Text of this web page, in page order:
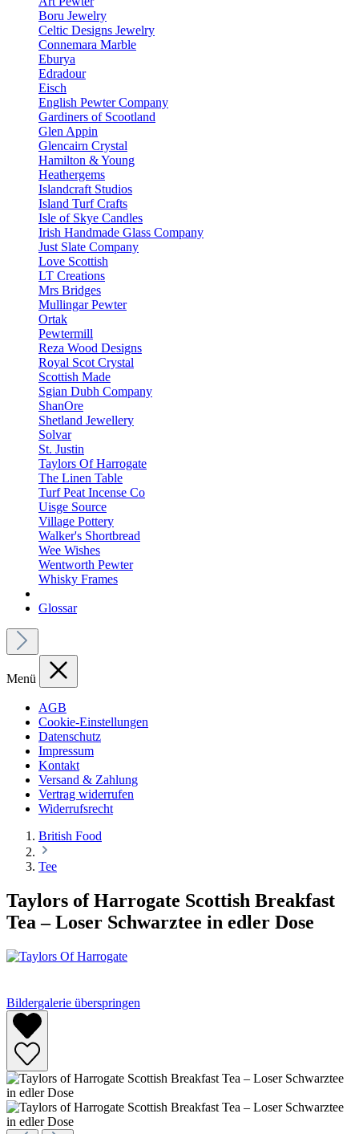
Boru Jewelry
Celtic Designs Jewelry
Connemara Marble
Eburya
Edradour
Eisch
English Pewter Company
Gardiners of Scootland
Glen Appin
Glencairn Crystal
Hamilton & Young
Heathergems
Islandcraft Studios
Island Turf Crafts
Isle of Skye Candles
Irish Handmade Glass Company
Just Slate Company
Love Scottish
LT Creations
Mrs Bridges
Mullingar Pewter
Ortak
Pewtermill
Reza Wood Designs
Royal Scot Crystal
Scottish Made
Sgian Dubh Company
ShanOre
Shetland Jewellery
Solvar
St. Justin
Taylors Of Harrogate
The Linen Table
Turf Peat Incense Co
Uisge Source
Village Pottery
Walker's Shortbread
Wee Wishes
Wentworth Pewter
Whisky Frames
Glossar
Menü
AGB
Cookie-Einstellungen
Datenschutz
Impressum
Kontakt
Versand & Zahlung
Vertrag widerrufen
Widerrufsrecht
British Food
Tee
Taylors of Harrogate Scottish Breakfast
Tea – Loser Schwarztee in edler Dose
Bildergalerie überspringen